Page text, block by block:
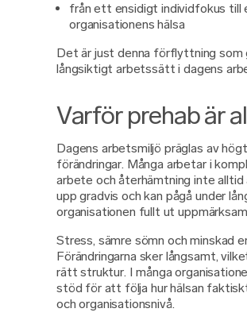
från ett ensidigt individfokus
organisationens hälsa
Det är just denna förflyttning som
långsiktigt arbetssätt i dagens
Varför prehab är
Dagens arbetsmiljö präglas av
förändringar. Många arbetar i
arbete och återhämtning inte
upp gradvis och kan pågå under
organisationen fullt ut
Stress, sämre sömn och minskad
Förändringarna sker långsamt,
rätt struktur. I många
stöd för att följa hur hälsan
och organisationsnivå.